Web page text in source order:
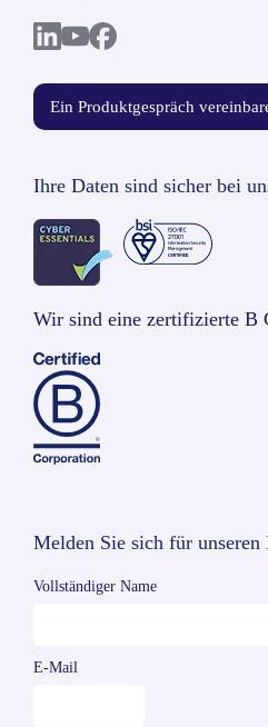
Ein Produktgespräch
Ihre Daten sind sicher bei
Wir sind eine zertifizierte B
Melden Sie sich für unseren
Vollständiger Name
E-Mail